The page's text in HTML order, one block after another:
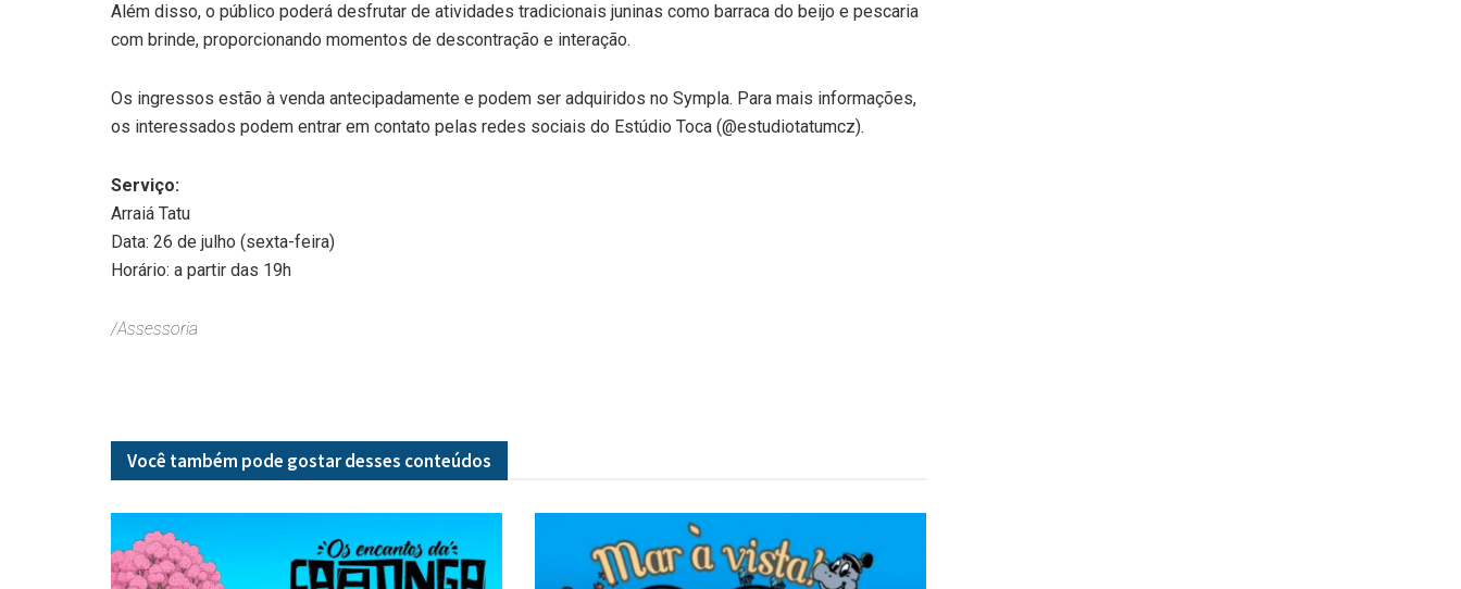
Além disso, o público poderá desfrutar de atividades tradicionais juninas como barraca do beijo e pescaria
com brinde, proporcionando momentos de descontração e interação.
Os ingressos estão à venda antecipadamente e podem ser adquiridos no Sympla. Para mais informações,
os interessados podem entrar em contato pelas redes sociais do Estúdio Toca (@estudiotatumcz).
Serviço:
Arraiá Tatu
Data: 26 de julho (sexta-feira)
Horário: a partir das 19h
/Assessoria
Você também pode gostar desses conteúdos